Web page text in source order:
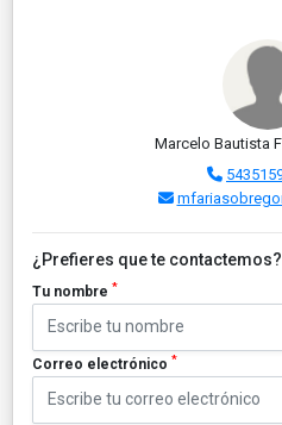
Marcelo Bautista
¿Prefieres que te contactemos?
Tu nombre *
Correo electrónico *